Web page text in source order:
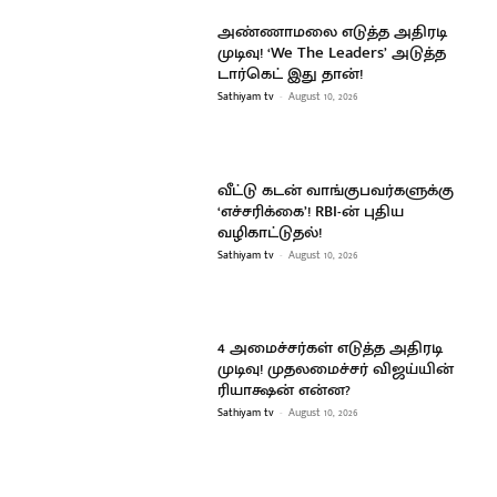
அண்ணாமலை எடுத்த அதிரடி
முடிவு! ‘We The Leaders’ அடுத்த
டார்கெட் இது தான்!
Sathiyam tv - August 10, 2026
வீட்டு கடன் வாங்குபவர்களுக்கு
‘எச்சரிக்கை’! RBI-ன் புதிய
வழிகாட்டுதல்!
Sathiyam tv - August 10, 2026
4 அமைச்சர்கள் எடுத்த அதிரடி
முடிவு! முதலமைச்சர் விஜய்யின்
ரியாக்ஷன் என்ன?
Sathiyam tv - August 10, 2026